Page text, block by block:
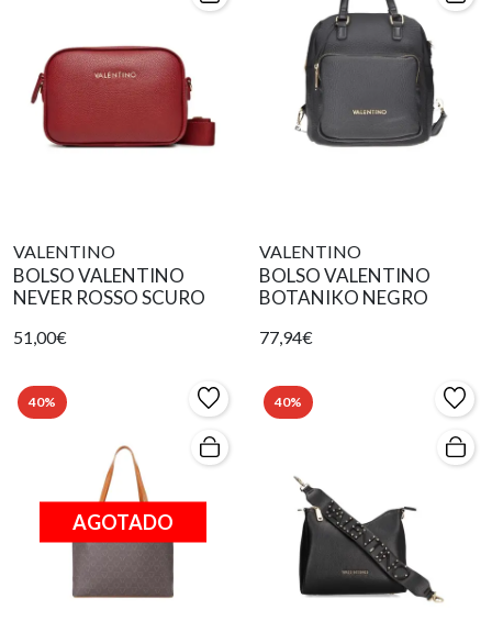
VALENTINO
BOLSO VALENTINO
NEVER ROSSO SCURO
51,00€
VALENTINO
BOLSO VALENTINO
BOTANIKO NEGRO
77,94€
40%
AGOTADO
40%